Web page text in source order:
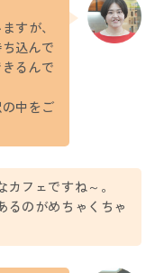
すが、
込んで
るんで
中をご
フェですね～。
るのがめちゃくちゃ